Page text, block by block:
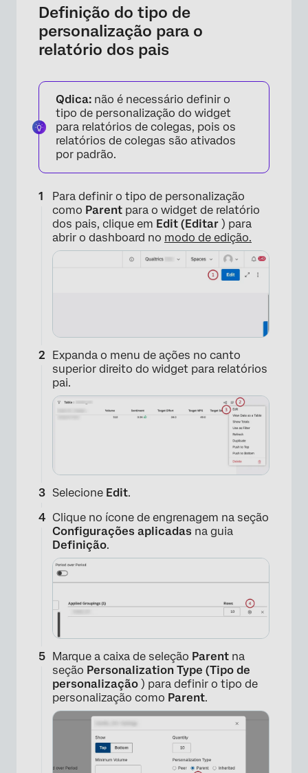
×
Definição do tipo de
personalização para o
relatório dos pais
Qdica: não é necessário definir o
tipo de personalização do widget
para relatórios de colegas, pois os
relatórios de colegas são ativados
por padrão.
Para definir o tipo de personalização
como Parent para o widget de relatório
dos pais, clique em Edit (Editar ) para
abrir o dashboard no modo de edição.
×
Expanda o menu de ações no canto
superior direito do widget para relatórios
pai.
Selecione Edit.
Clique no ícone de engrenagem na seção
Configurações aplicadas na guia
Definição.
Marque a caixa de seleção Parent na
seção Personalization Type (Tipo de
personalização ) para definir o tipo de
personalização como Parent.